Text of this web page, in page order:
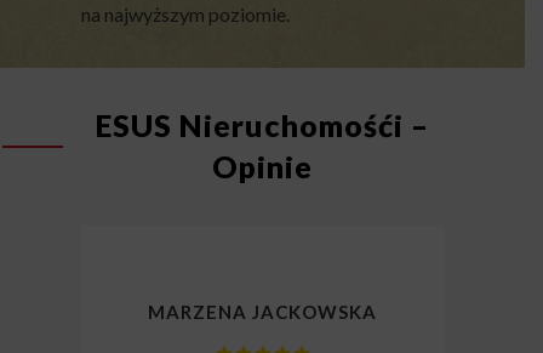
na najwyższym poziomie.
ESUS Nieruchomośći –
Opinie
MARZENA JACKOWSKA